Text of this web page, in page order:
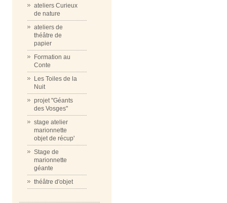
ateliers Curieux
de nature
ateliers de
théâtre de
papier
Formation au
Conte
Les Toiles de la
Nuit
projet "Géants
des Vosges"
stage atelier
marionnette
objet de récup'
Stage de
marionnette
géante
théâtre d'objet